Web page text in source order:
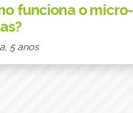
funciona o micro-
5 anos